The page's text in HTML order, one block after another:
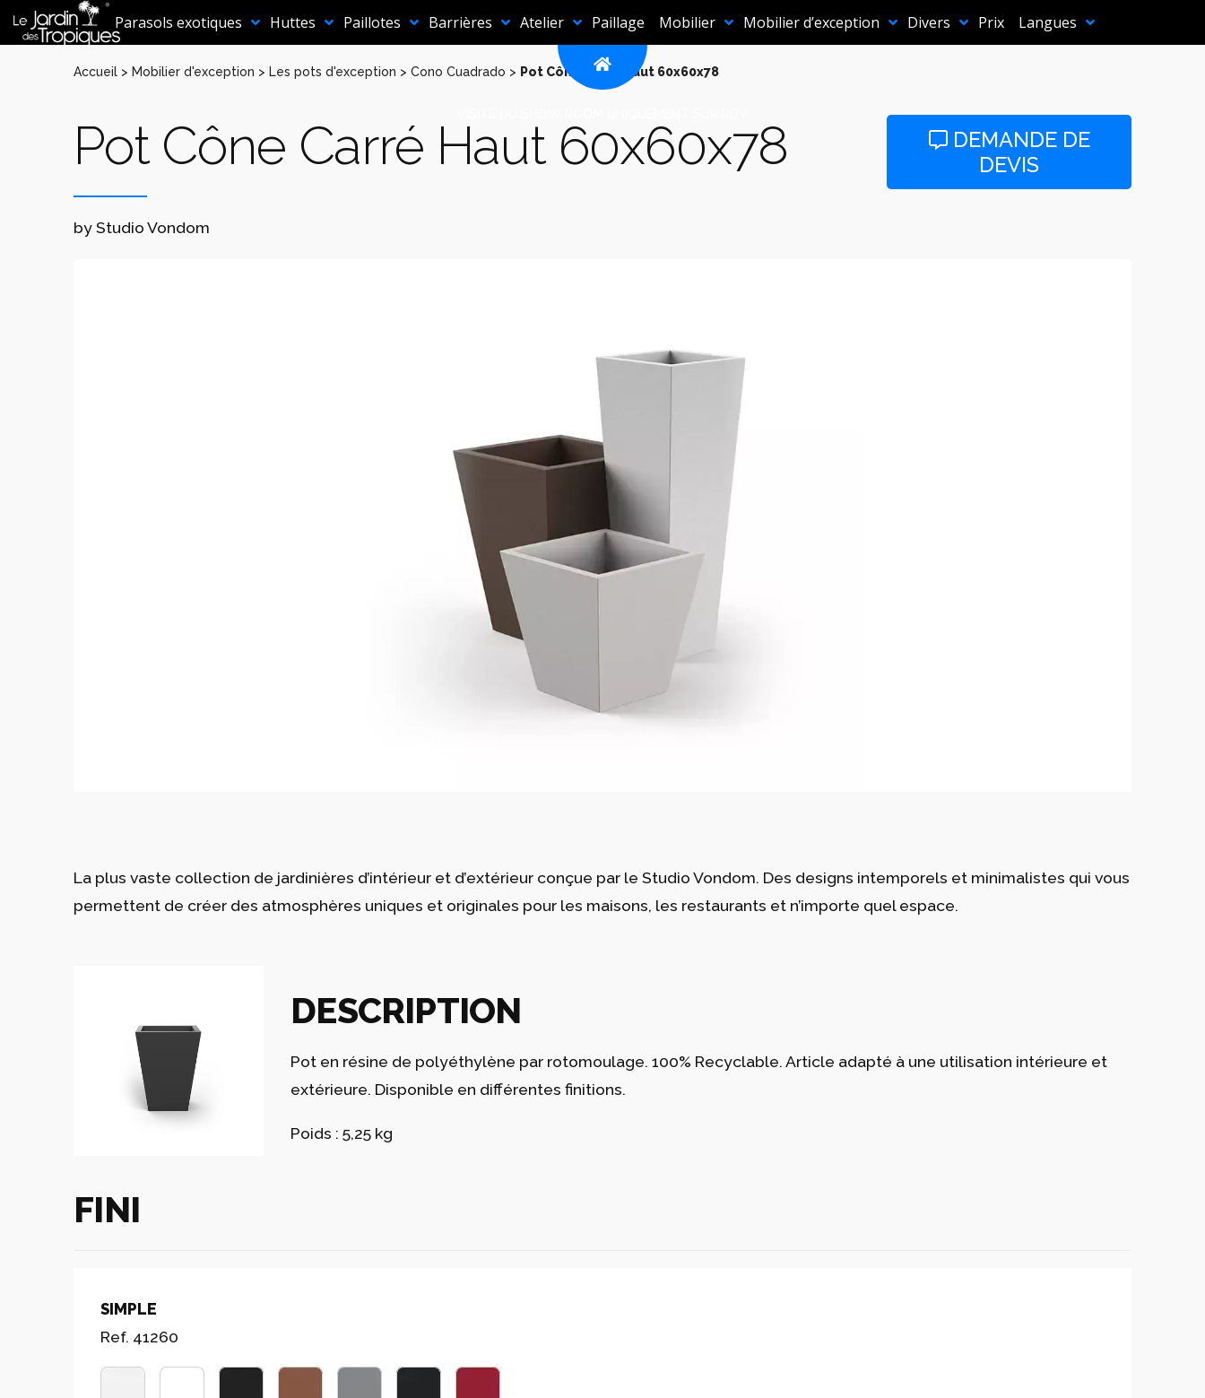
Aller
au
contenu
Parasols exotiques Huttes Paillotes Barrières Atelier Paillage Mobilier Mobilier d’exception Divers Prix Langues
Accueil > Mobilier d'exception > Les pots d'exception >Cono Cuadrado > Pot Cône Carré Haut 60x60x78
Pot Cône Carré Haut 60x60x78
DEMANDE DE
DEVIS
by Studio Vondom
La plus vaste collection de jardinières d’intérieur et d’extérieur conçue par le Studio Vondom. Des designs intemporels et minimalistes qui vous
permettent de créer des atmosphères uniques et originales pour les maisons, les restaurants et n’importe quel espace.
DESCRIPTION
Pot en résine de polyéthylène par rotomoulage. 100% Recyclable. Article adapté à une utilisation intérieure et
extérieure. Disponible en différentes finitions.
Poids : 5,25 kg
FINI
SIMPLE
Ref. 41260